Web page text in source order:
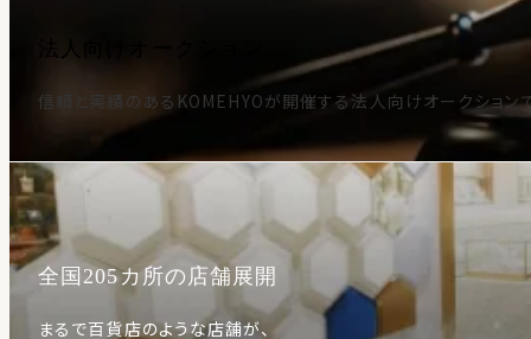
法人向けオークション
信頼と実績のあるKOMEHYOが開催する法人向けオークション
全国205カ所の店舗展開
まるで百貨店のような店舗が、